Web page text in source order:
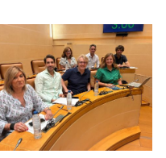
El PSOE pide
responsabilidades políticas
al PP tras las diligencias
abiertas a la alcaldesa de La
Lastrilla por un presunto
incidente con la Guardia Civil